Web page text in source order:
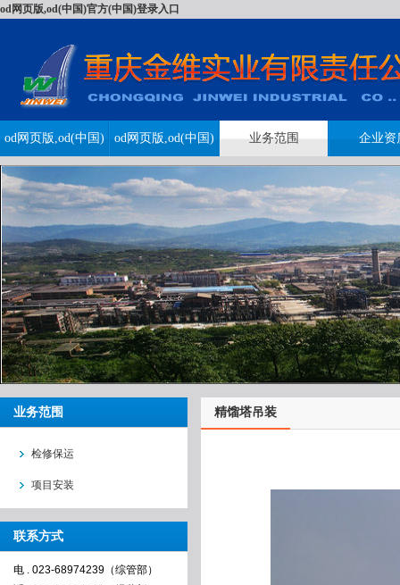
od网页版,od(中国)官方(中国)登录入口
od网页版,od(中国)
官方(中国)登录入
口
od网页版,od(中国)
官方(中国)登录入
业务范围 企业资
业务范围
检修保运
项目安装
联系方式
电 . 023-68974239（综管部）
精馏塔吊装